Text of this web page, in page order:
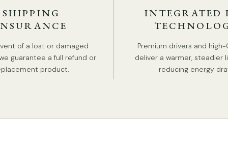
SHIPPING
of a lost or damaged
guarantee a full refund or
product.
INTEGRATED
Premium drivers and high-
deliver a warmer, steadier
reducing energy